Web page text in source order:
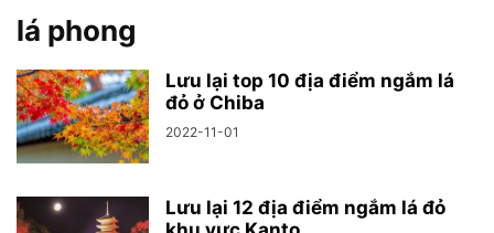
lá phong
Lưu lại top 10 địa điểm ngắm lá
đỏ ở Chiba
2022-11-01
Lưu lại 12 địa điểm ngắm lá đỏ